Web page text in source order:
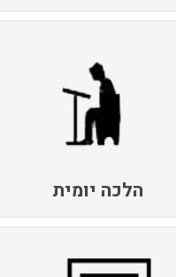
הלכה יומית